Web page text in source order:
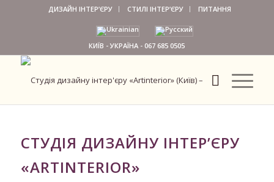
ДИЗАЙН ІНТЕР’ЄРУ СТИЛІ ІНТЕР’ЄРУ ПИТАННЯ
КИЇВ - УКРАЇНА -067 685 0505
СТУДІЯ ДИЗАЙНУ ІНТЕР’ЄРУ
«ARTINTERIOR»